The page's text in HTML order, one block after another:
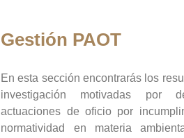
Gestión PAOT
En esta sección encontrarás los
investigación motivadas por
actuaciones de oficio por
normatividad en materia